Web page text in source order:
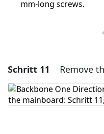
mm-long screws.
Einen
Kommentar
Schritt 11 Remove